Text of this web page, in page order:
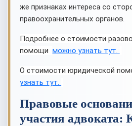
же признаках интереса со
правоохранительных органов.
Подробнее о стоимости
помощи можно узнать тут.
О стоимости юридической
узнать тут.
Правовые
участия адвоката: